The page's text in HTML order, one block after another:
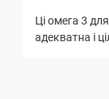
Ці омега 3
адекватна і